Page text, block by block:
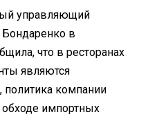
управляющий
Бондаренко в
что в ресторанах
являются
компании
импортных